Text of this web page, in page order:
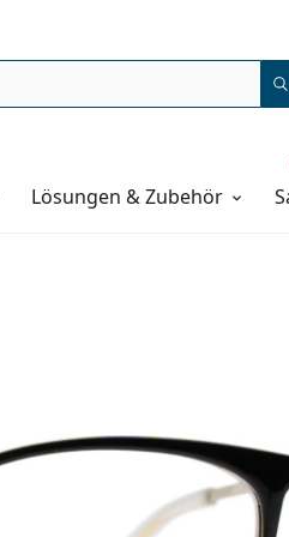
Lösungen & Zubehör